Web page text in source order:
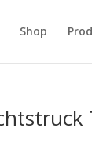
Shop